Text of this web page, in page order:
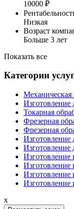
10000 ₽
Низкая
Возраст
Больше 3 лет
Показать все
Категории
Механическая
Изготовление
Токарная
Фрезерная
Фрезерная
Изготовление
Изготовление
Изготовление
Изготовление
Изготовление
Изготовление
x